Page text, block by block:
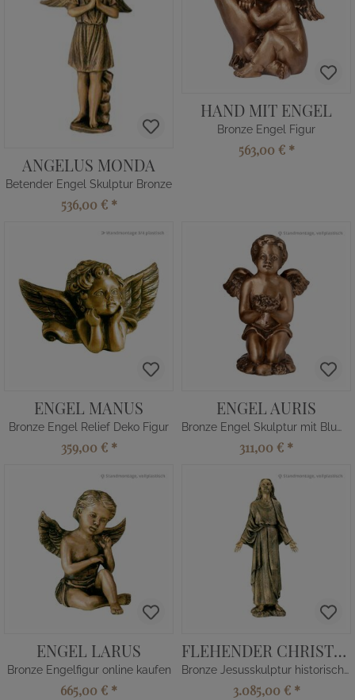
ANGELUS MONDA
Betender Engel Skulptur Bronze
536,00 € *
HAND MIT ENGEL
Bronze Engel Figur
563,00 € *
ENGEL MANUS
Bronze Engel Relief Deko Figur
359,00 € *
ENGEL AURIS
Bronze Engel Skulptur mit Blumen
311,00 € *
ENGEL LARUS
Bronze Engelfigur online kaufen
665,00 € *
FLEHENDER CHRISTUS
Bronze Jesusskulptur historisch kaufen
3.085,00 € *